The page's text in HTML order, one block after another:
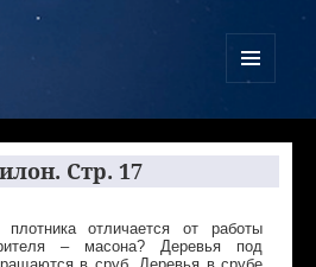
Cтр. 17
отличается от работы
– масона? Деревья под